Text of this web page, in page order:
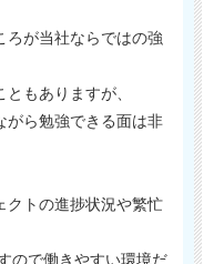
ろが当社ならではの強
もありますが、
がら勉強できる面は非
クトの進捗状況や繁忙
ので働きやすい環境だ